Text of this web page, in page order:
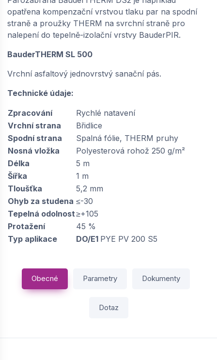
opatřena kompenzační vrstvou tlaku par na spodní
straně a proužky THERM na svrchní straně pro
nalepení do tepelně-izolační vrstvy BauderPIR.
BauderTHERM SL 500
Vrchní asfaltový jednovrstvý sanační pás.
Technické údaje:
Zpracování
Rychlé natavení
Vrchní strana
Břidlice
Spodní strana
Spalná fólie, THERM pruhy
Nosná vložka
Polyesterová rohož 250 g/m²
Délka
5 m
Šířka
1 m
Tloušťka
5,2 mm
Ohyb za studena ≤-30
Tepelná odolnost≥+105
Protažení
45 %
Typ aplikace
DO/E1 PYE PV 200 S5
Obecné Parametry Dokumenty
Dotaz